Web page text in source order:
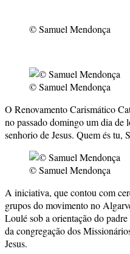
© Samuel Mendonça
© Samuel Mendonça
O Renovamento Carismático
no passado domingo um dia de
senhorio de Jesus. Quem és tu,
© Samuel Mendonça
A iniciativa, que contou com
grupos do movimento no
Loulé sob a orientação do
da congregação dos
Jesus.